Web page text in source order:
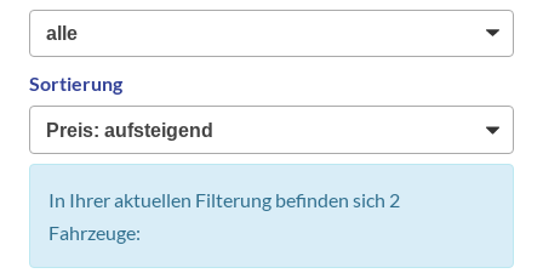
Sortierung
In Ihrer aktuellen Filterung befinden sich 2
Fahrzeuge: